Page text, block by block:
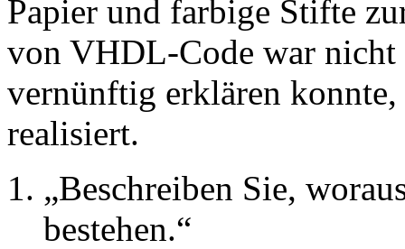
Papier und farbige Stifte
von VHDL-Code war nicht
vernünftig erklären
realisiert.
Beschreiben Sie,
bestehen.